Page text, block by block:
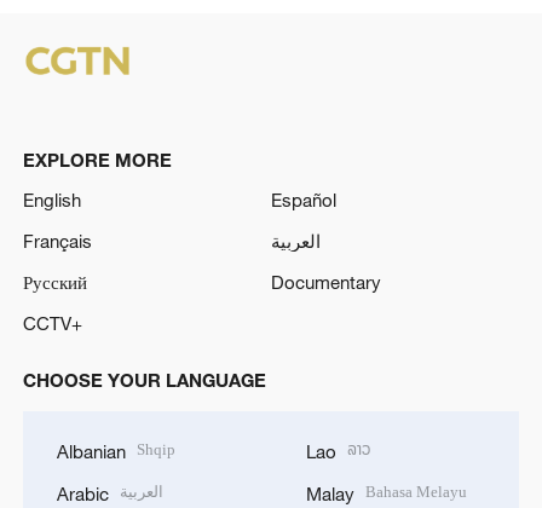
EXPLORE MORE
English
Español
Français
العربية
Русский
Documentary
CCTV+
CHOOSE YOUR LANGUAGE
Albanian Shqip
Arabic العربية
Lao ລາວ
Malay Bahasa Melayu